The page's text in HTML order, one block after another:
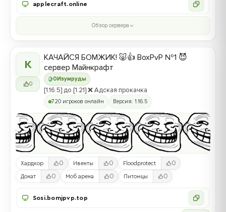
applecraft.online
Обзор сервера
К
0
0 Изумруды
КАЧАЙСЯ БОМЖИК! 🐷👍 BoxPvP №1 😈
сервер Майнкрафт
[1.16.5] до [1.21] ❌ Адская прокачка
720 игроков онлайн Версия: 1.16.5
Хардкор 0 Ивенты 0 Floodprotect 0
Донат 0 Моб арена 0 Питомцы 0
Sosi.bomjpvp.top